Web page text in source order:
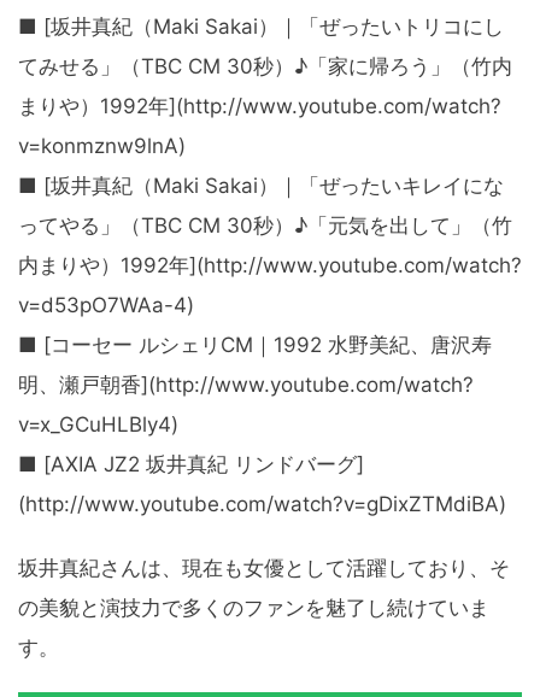
■ [坂井真紀（Maki Sakai）｜「ぜったいトリコにし
てみせる」（TBC CM 30秒）♪「家に帰ろう」（竹内
まりや）1992年](http://www.youtube.com/watch?
v=konmznw9lnA)
■ [坂井真紀（Maki Sakai）｜「ぜったいキレイにな
ってやる」（TBC CM 30秒）♪「元気を出して」（竹
内まりや）1992年](http://www.youtube.com/watch?
v=d53pO7WAa-4)
■ [コーセー ルシェリCM｜1992 水野美紀、唐沢寿
明、瀬戸朝香](http://www.youtube.com/watch?
v=x_GCuHLBly4)
■ [AXIA JZ2 坂井真紀 リンドバーグ]
(http://www.youtube.com/watch?v=gDixZTMdiBA)
坂井真紀さんは、現在も女優として活躍しており、そ
の美貌と演技力で多くのファンを魅了し続けていま
す。